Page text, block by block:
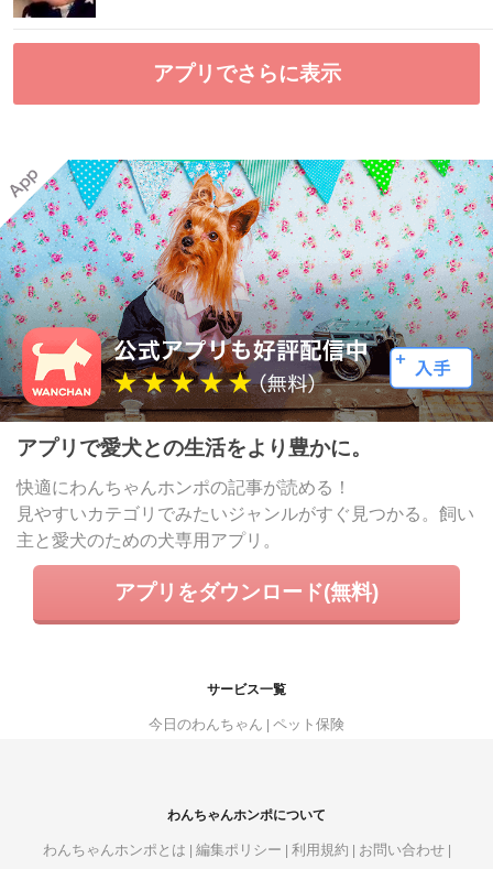
アプリでさらに表示
アプリで愛犬との生活をより豊かに。
快適にわんちゃんホンポの記事が読める！
見やすいカテゴリでみたいジャンルがすぐ見つかる。飼い
主と愛犬のための犬専用アプリ。
アプリをダウンロード(無料)
サービス一覧
今日のわんちゃん ペット保険
わんちゃんホンポについて
わんちゃんホンポとは 編集ポリシー 利用規約 お問い合わせ